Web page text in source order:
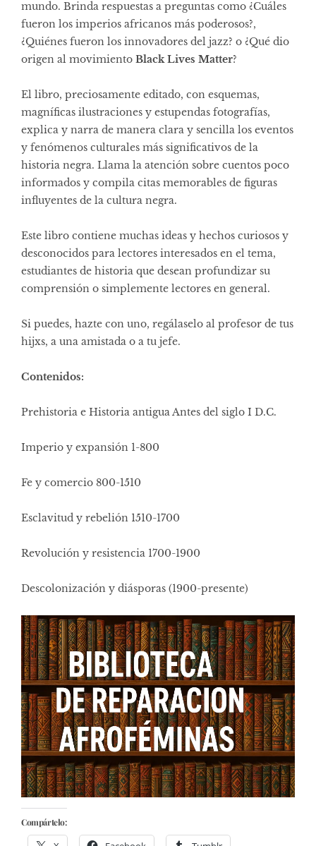
mundo. Brinda respuestas a preguntas como ¿Cuáles
fueron los imperios africanos más poderosos?,
¿Quiénes fueron los innovadores del jazz? o ¿Qué dio
origen al movimiento Black Lives Matter?
El libro, preciosamente editado, con esquemas,
magníficas ilustraciones y estupendas fotografías,
explica y narra de manera clara y sencilla los eventos
y fenómenos culturales más significativos de la
historia negra. Llama la atención sobre cuentos poco
informados y compila citas memorables de figuras
influyentes de la cultura negra.
Este libro contiene muchas ideas y hechos curiosos y
desconocidos para lectores interesados ​​en el tema,
estudiantes de historia que desean profundizar su
comprensión o simplemente lectores en general.
Si puedes, hazte con uno, regálaselo al profesor de tus
hijxs, a una amistada o a tu jefe.
Contenidos:
Prehistoria e Historia antigua Antes del siglo I D.C.
Imperio y expansión 1-800
Fe y comercio 800-1510
Esclavitud y rebelión 1510-1700
Revolución y resistencia 1700-1900
Descolonización y diásporas (1900-presente)
Compártelo: